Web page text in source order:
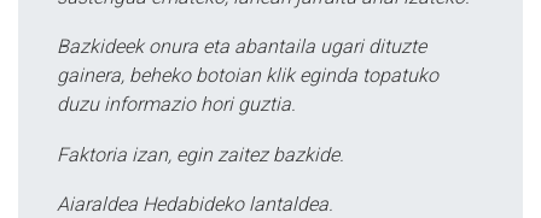
Bazkideek onura eta abantaila ugari dituzte
gainera, beheko botoian klik eginda topatuko
duzu informazio hori guztia.
Faktoria izan, egin zaitez bazkide.
Aiaraldea Hedabideko lantaldea.